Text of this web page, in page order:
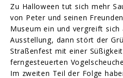
Zu Halloween tut sich mehr
von Peter und seinen
Museum ein und vergreift sich
Ausstellung, dann stört der
Straßenfest mit einer
ferngesteuerten
Im zweiten Teil der Folge